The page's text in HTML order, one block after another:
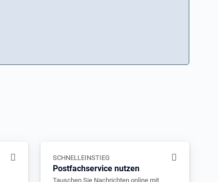
SCHNELLEINSTIEG
Postfachservice nutzen
Tauschen Sie Nachrichten online mit